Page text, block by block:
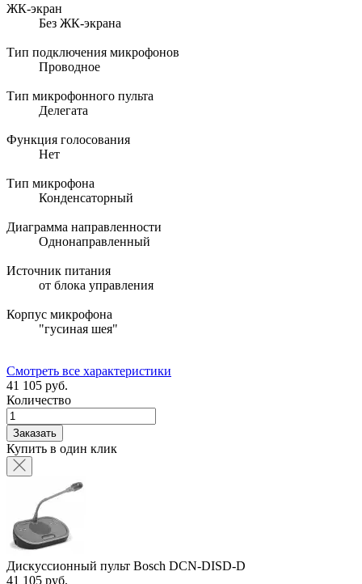
ЖК-экран
Без ЖК-экрана
Тип подключения микрофонов
Проводное
Тип микрофонного пульта
Делегата
Функция голосования
Нет
Тип микрофона
Конденсаторный
Диаграмма направленности
Однонаправленный
Источник питания
от блока управления
Корпус микрофона
"гусиная шея"
Смотреть все характеристики
41 105 руб.
Количество
Заказать
Купить в один клик
Дискуссионный пульт Bosch DCN-DISD-D
41 105 руб.